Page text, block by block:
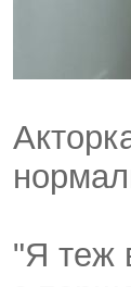
"Я теж